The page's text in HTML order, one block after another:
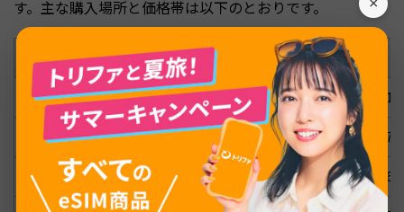
す。主な購入場所と価格帯は以下のとおりです。
購入場所 種類
100円ショップ（ダイソー等） 単一タイプ（Cタイプ等）
100円ショップ（ダイソー等） マルチタイプ（4種対応）
家電量販店（ヨドバシ等） 単一タイプ